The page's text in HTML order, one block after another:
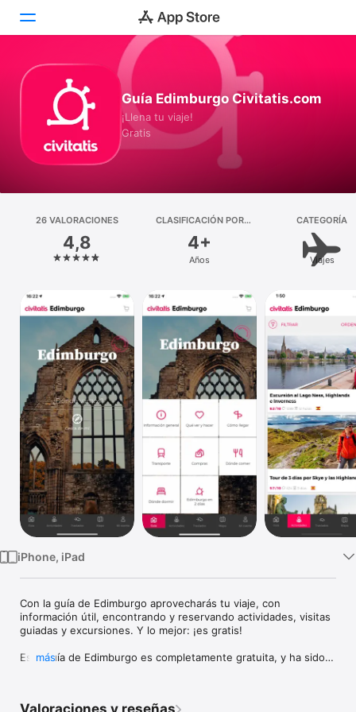
Hoy
Juegos
Apps
Plataforma
iPhone
Mac
Guía Edimburgo Civitatis.com
¡Llena tu viaje!
Gratis
26 VALORACIONES
4,8
CLASIFICACIÓN POR
4+
Años
CATEGORÍA
Viajes
iPhone, iPad
Con la guía de Edimburgo aprovecharás tu viaje, con
información útil, encontrando y reservando actividades, visitas
guiadas y excursiones. Y lo mejor: ¡es gratis!
Esta guía de Edimburgo es completamente gratuita, y ha sido
más
Valoraciones y reseñas